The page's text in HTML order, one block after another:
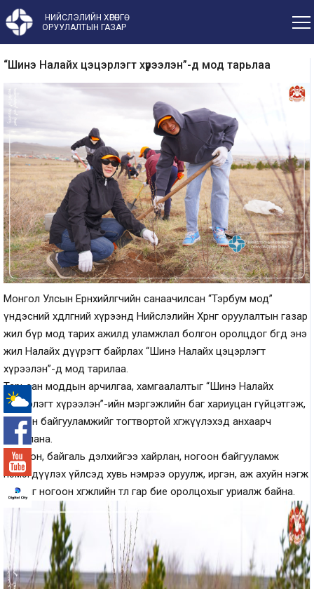
НИЙСЛЭЛИЙН ХӨРӨНГӨ
ОРУУЛАЛТЫН ГАЗАР
“Шинэ Налайх цэцэрлэгт хүрээлэн”-д мод тарьлаа
Монгол Улсын Ерөнхийлөгчийн санаачилсан “Тэрбум мод”
үндэсний хөдөлгөөний хүрээнд Нийслэлийн Хөрөнгө оруулалтын газар
жил бүр мод тарих ажилд уламжлал болгон оролцдог бөгөөд энэ
жил Налайх дүүрэгт байрлах “Шинэ Налайх цэцэрлэгт
хүрээлэн”-д мод тарилаа.
Тарьсан моддын арчилгаа, хамгаалалтыг “Шинэ Налайх
цэцэрлэгт хүрээлэн”-ийн мэргэжлийн баг хариуцан гүйцэтгэж,
ногоон байгууламжийг тогтвортой хөгжүүлэхэд анхаарч
ажиллана.
Эх орон, байгаль дэлхийгээ хайрлан, ногоон байгууламж
нэмэгдүүлэх үйлсэд хувь нэмрээ оруулж, иргэн, аж ахуйн нэгж
бүрийг ногоон хөгжлийн төлөө гар бие оролцохыг уриалж байна.